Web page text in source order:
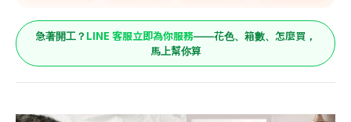
急著開工？ LINE 客服立即為你服務——花色、箱數、怎麼買，
馬上幫你算